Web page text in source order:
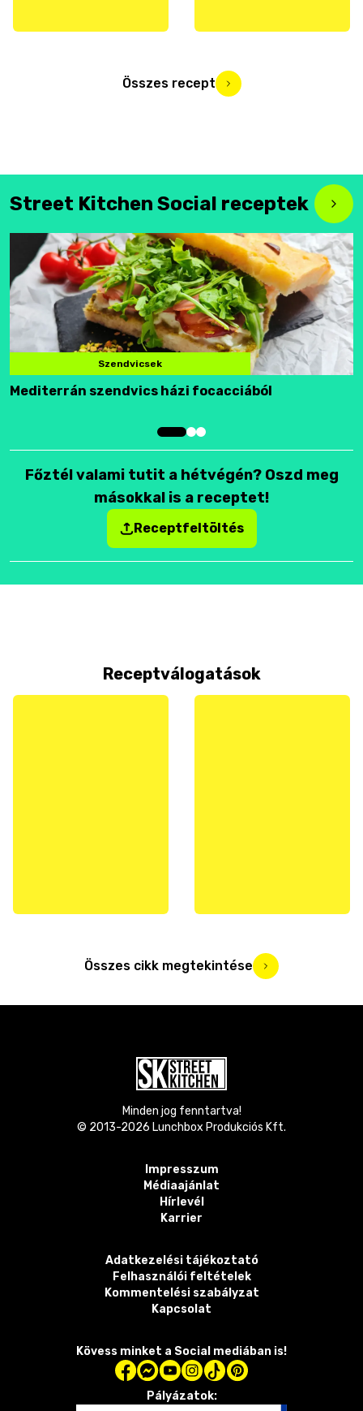
Összes recept
Street Kitchen Social receptek
Szendvicsek
Mediterrán szendvics házi focacciából
Főztél valami tutit a hétvégén? Oszd meg
másokkal is a receptet!
Receptfeltöltés
Receptválogatások
Összes cikk megtekintése
Minden jog fenntartva!
© 2013-2026 Lunchbox Produkciós Kft.
Impresszum
Médiaajánlat
Hírlevél
Karrier
Adatkezelési tájékoztató
Felhasználói feltételek
Kommentelési szabályzat
Kapcsolat
Kövess minket a Social mediában is!
Pályázatok: